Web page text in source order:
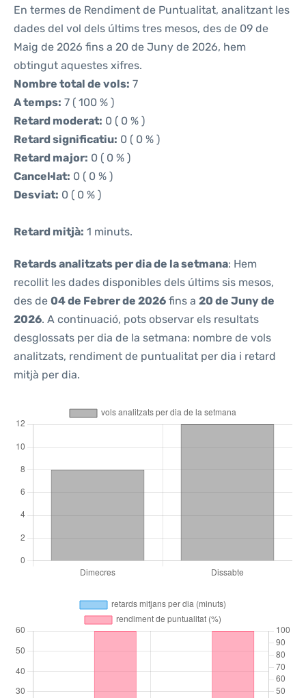
En termes de Rendiment de Puntualitat, analitzant les
dades del vol dels últims tres mesos, des de 09 de
Maig de 2026 fins a 20 de Juny de 2026, hem
obtingut aquestes xifres.
Nombre total de vols: 7
A temps: 7 ( 100 % )
Retard moderat: 0 ( 0 % )
Retard significatiu: 0 ( 0 % )
Retard major: 0 ( 0 % )
Cancel·lat: 0 ( 0 % )
Desviat: 0 ( 0 % )
Retard mitjà: 1 minuts.
Retards analitzats per dia de la setmana: Hem
recollit les dades disponibles dels últims sis mesos,
des de 04 de Febrer de 2026 fins a 20 de Juny de
2026. A continuació, pots observar els resultats
desglossats per dia de la setmana: nombre de vols
analitzats, rendiment de puntualitat per dia i retard
mitjà per dia.